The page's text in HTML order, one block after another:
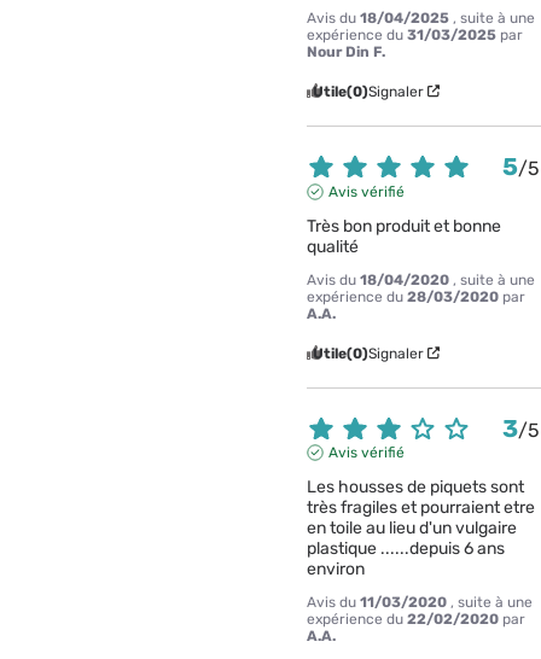
Avis du18/04/2025 , suite à une
expérience du31/03/2025 par
Nour Din F.
Utile(0)Signaler
5/5
Avis vérifié
Très bon produit et bonne
qualité
Avis du18/04/2020 , suite à une
expérience du28/03/2020 par
A.A.
Utile(0)Signaler
3/5
Avis vérifié
Les housses de piquets sont
très fragiles et pourraient etre
en toile au lieu d'un vulgaire
plastique ......depuis 6 ans
environ
Avis du11/03/2020 , suite à une
expérience du22/02/2020 par
A.A.